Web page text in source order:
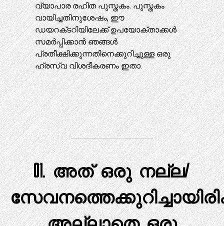
വ്യാപാര രഹിത പുസ്തകം. പുസ്തകം
വായിച്ചതിനുശേഷം, ഈ
ഡയറക്‌ടറിയിലേക്ക് ഉപയോക്താക്കൾ
സമർപ്പിക്കാൻ ഞങ്ങൾ
പ്രതീക്ഷിക്കുന്നതിനെക്കുറിച്ചുള്ള ഒരു
ഹ്രസ്വ വിശദീകരണം ഇതാ.
01. അത് ഒരു നല്ല/